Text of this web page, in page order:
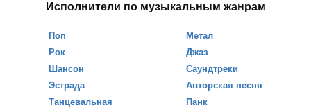
Исполнители по музыкальным жанрам
Поп
Рок
Шансон
Эстрада
Танцевальная
Метал
Джаз
Саундтреки
Авторская песня
Панк